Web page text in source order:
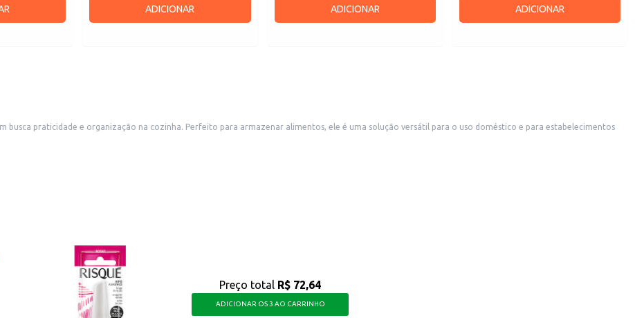
ADICIONAR ADICIONAR ADICIONAR
busca praticidade e organização na cozinha. Perfeito para armazenar alimentos, ele é uma solução versátil para o uso doméstico e para estabelecimentos
Preço total R$ 72,64
ADICIONAR OS 3 AO CARRINHO